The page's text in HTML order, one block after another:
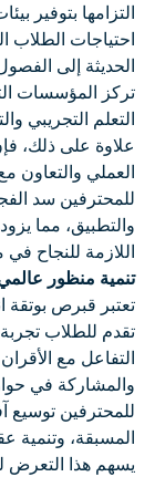
التزامها بتوفير
احتياجات الطلاب
الحديثة إلى
تركز المؤسسات
التعلم التجريبي
علاوة على ذلك،
العملي والتعاون
للمحترفين سد
والتطبيق، مما
اللازمة للنجاح في
تنمية منظور
تعتبر قبرص بوتقة
تقدم للطلاب
التفاعل مع
والمشاركة في
للمحترفين توسيع
المسبقة، وتنمية
يسهم هذا التعرض